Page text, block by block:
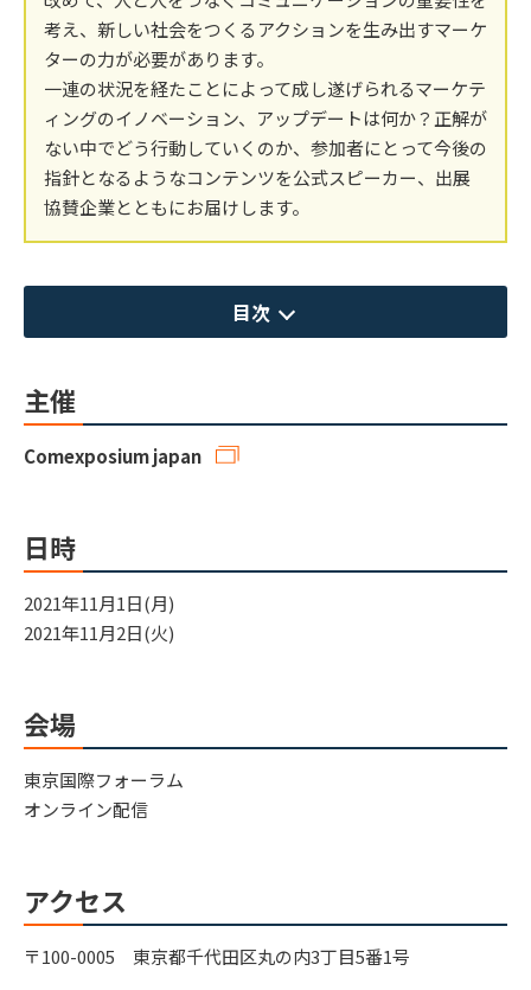
考え、新しい社会をつくるアクションを生み出すマーケ
ターの力が必要があります。
一連の状況を経たことによって成し遂げられるマーケテ
ィングのイノベーション、アップデートは何か？正解が
ない中でどう行動していくのか、参加者にとって今後の
指針となるようなコンテンツを公式スピーカー、出展
協賛企業とともにお届けします。
目次
主催
Comexposium japan
日時
2021年11月1日(月)
2021年11月2日(火)
会場
東京国際フォーラム
オンライン配信
アクセス
〒100-0005 東京都千代田区丸の内3丁目5番1号